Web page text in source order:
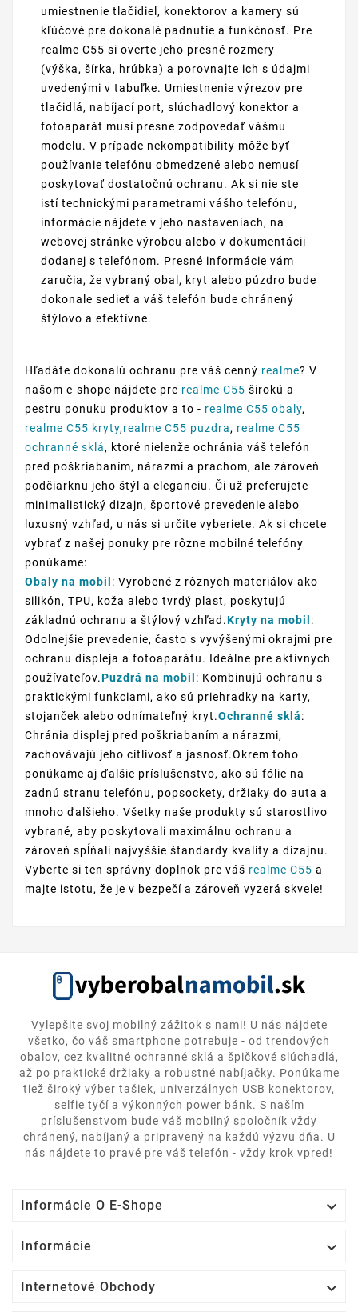
umiestnenie tlačidiel, konektorov a kamery sú
kľúčové pre dokonalé padnutie a funkčnosť. Pre
realme C55 si overte jeho presné rozmery
(výška, šírka, hrúbka) a porovnajte ich s údajmi
uvedenými v tabuľke. Umiestnenie výrezov pre
tlačidlá, nabíjací port, slúchadlový konektor a
fotoaparát musí presne zodpovedať vášmu
modelu. V prípade nekompatibility môže byť
používanie telefónu obmedzené alebo nemusí
poskytovať dostatočnú ochranu. Ak si nie ste
istí technickými parametrami vášho telefónu,
informácie nájdete v jeho nastaveniach, na
webovej stránke výrobcu alebo v dokumentácii
dodanej s telefónom. Presné informácie vám
zaručia, že vybraný obal, kryt alebo púzdro bude
dokonale sedieť a váš telefón bude chránený
štýlovo a efektívne.
Hľadáte dokonalú ochranu pre váš cenný realme? V
našom e-shope nájdete pre realme C55 širokú a
pestru ponuku produktov a to - realme C55 obaly,
realme C55 kryty,realme C55 puzdra, realme C55
ochranné sklá, ktoré nielenže ochránia váš telefón
pred poškriabaním, nárazmi a prachom, ale zároveň
podčiarknu jeho štýl a eleganciu. Či už preferujete
minimalistický dizajn, športové prevedenie alebo
luxusný vzhľad, u nás si určite vyberiete. Ak si chcete
vybrať z našej ponuky pre rôzne mobilné telefóny
ponúkame:
Obaly na mobil : Vyrobené z rôznych materiálov ako
silikón, TPU, koža alebo tvrdý plast, poskytujú
základnú ochranu a štýlový vzhľad.Kryty na mobil :
Odolnejšie prevedenie, často s vyvýšenými okrajmi pre
ochranu displeja a fotoaparátu. Ideálne pre aktívnych
používateľov.Puzdrá na mobil : Kombinujú ochranu s
praktickými funkciami, ako sú priehradky na karty,
stojanček alebo odnímateľný kryt.Ochranné sklá:
Chránia displej pred poškriabaním a nárazmi,
zachovávajú jeho citlivosť a jasnosť.Okrem toho
ponúkame aj ďalšie príslušenstvo, ako sú fólie na
zadnú stranu telefónu, popsockety, držiaky do auta a
mnoho ďalšieho. Všetky naše produkty sú starostlivo
vybrané, aby poskytovali maximálnu ochranu a
zároveň spĺňali najvyššie štandardy kvality a dizajnu.
Vyberte si ten správny doplnok pre váš realme C55 a
majte istotu, že je v bezpečí a zároveň vyzerá skvele!
Vylepšite svoj mobilný zážitok s nami! U nás nájdete
všetko, čo váš smartphone potrebuje - od trendových
obalov, cez kvalitné ochranné sklá a špičkové slúchadlá,
až po praktické držiaky a robustné nabíjačky. Ponúkame
tiež široký výber tašiek, univerzálnych USB konektorov,
selfie tyčí a výkonných power bánk. S naším
príslušenstvom bude váš mobilný spoločník vždy
chránený, nabíjaný a pripravený na každú výzvu dňa. U
nás nájdete to pravé pre váš telefón - vždy krok vpred!
Informácie O E-Shope 
Informácie 
Internetové Obchody 